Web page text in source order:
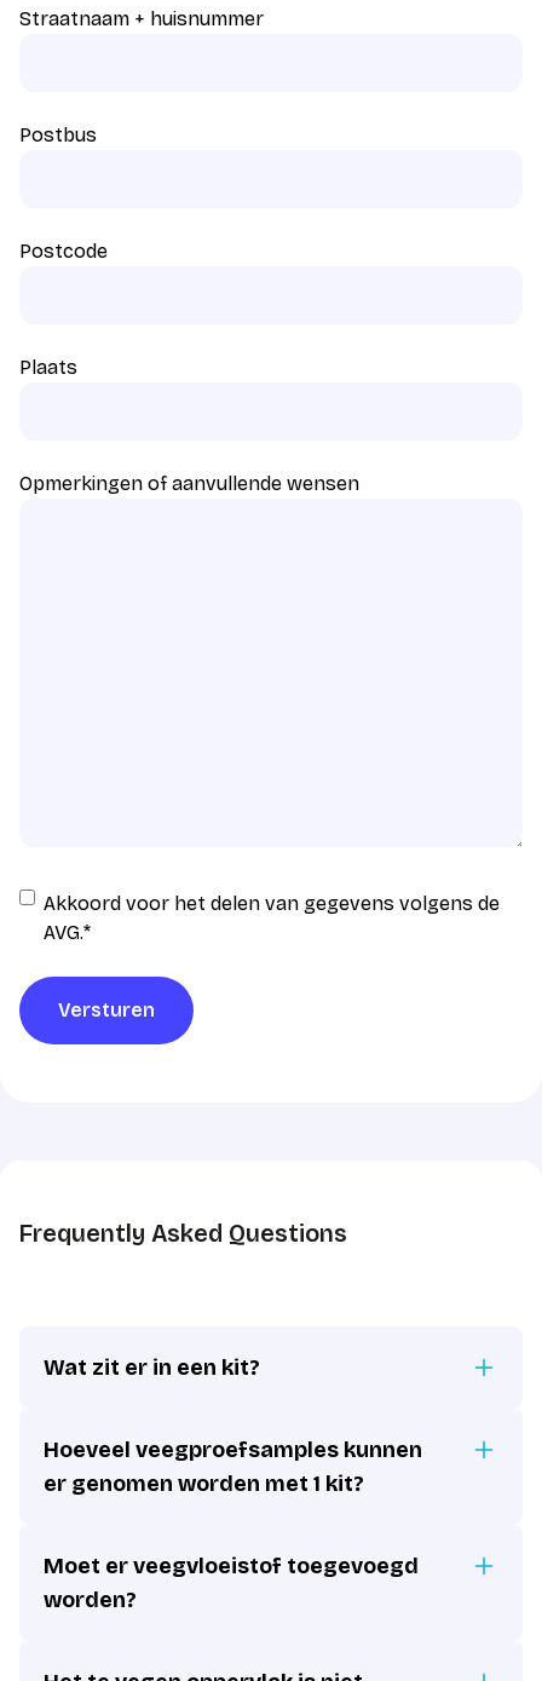
Straatnaam + huisnummer
Postbus
Postcode
Plaats
Opmerkingen of aanvullende wensen
Instemming
AVG
Akkoord voor het delen van gegevens volgens de
AVG.*
Versturen
Frequently Asked Questions
Wat zit er in een kit?
Hoeveel veegproefsamples kunnen
er genomen worden met 1 kit?
Moet er veegvloeistof toegevoegd
worden?